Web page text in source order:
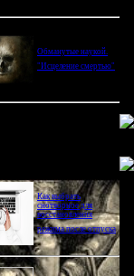
Обманутые наукой.
"Исцеление смертью"
Как выбрать
снотворное для
восстановления
режима после отпуска